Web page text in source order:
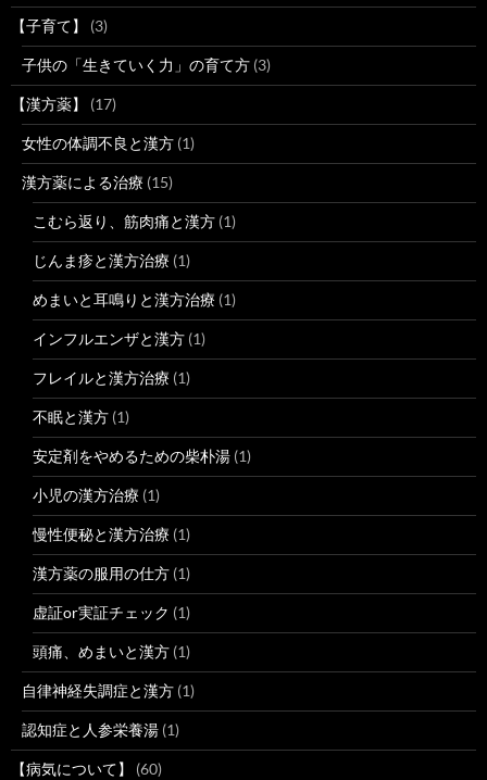
【子育て】 (3)
子供の「生きていく力」の育て方 (3)
【漢方薬】 (17)
女性の体調不良と漢方 (1)
漢方薬による治療 (15)
こむら返り、筋肉痛と漢方 (1)
じんま疹と漢方治療 (1)
めまいと耳鳴りと漢方治療 (1)
インフルエンザと漢方 (1)
フレイルと漢方治療 (1)
不眠と漢方 (1)
安定剤をやめるための柴朴湯 (1)
小児の漢方治療 (1)
慢性便秘と漢方治療 (1)
漢方薬の服用の仕方 (1)
虚証or実証チェック (1)
頭痛、めまいと漢方 (1)
自律神経失調症と漢方 (1)
認知症と人参栄養湯 (1)
【病気について】 (60)